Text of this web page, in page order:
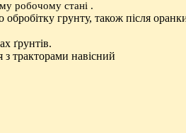
робочому стані .
грунту, також після
ґрунтів.
тракторами навісний